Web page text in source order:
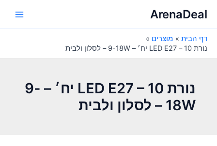
לתוכןArenaDeal
דף הבית
מוצרים
נורת LED E27 – 10 יח׳ – 9-18W – לסלון ולבית
נורת LED E27 – 10 יח׳ – 9-
18W – לסלון ולבית